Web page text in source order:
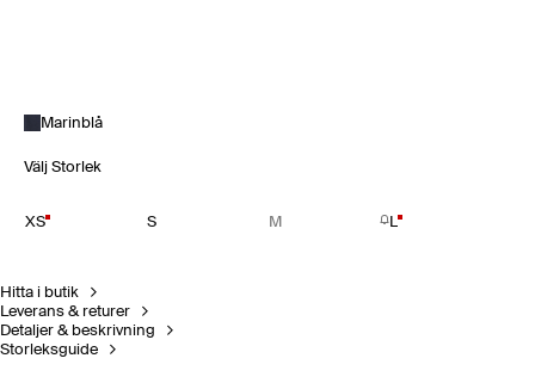
Marinblå
Välj Storlek
XS S M L
Hitta i butik
Leverans & returer
Detaljer & beskrivning
Storleksguide